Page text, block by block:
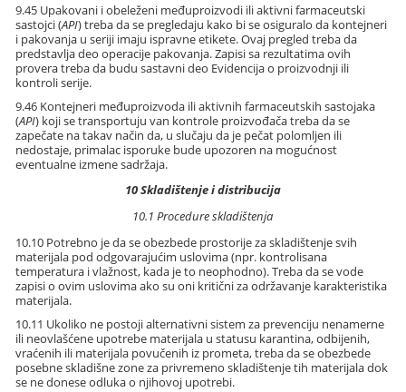
9.45 Upakovani i obeleženi međuproizvodi ili aktivni farmaceutski
sastojci (API) treba da se pregledaju kako bi se osiguralo da kontejneri
i pakovanja u seriji imaju ispravne etikete. Ovaj pregled treba da
predstavlja deo operacije pakovanja. Zapisi sa rezultatima ovih
provera treba da budu sastavni deo Evidencija o proizvodnji ili
kontroli serije.
9.46 Kontejneri međuproizvoda ili aktivnih farmaceutskih sastojaka
(API) koji se transportuju van kontrole proizvođača treba da se
zapečate na takav način da, u slučaju da je pečat polomljen ili
nedostaje, primalac isporuke bude upozoren na mogućnost
eventualne izmene sadržaja.
10 Skladištenje i distribucija
10.1 Procedure skladištenja
10.10 Potrebno je da se obezbede prostorije za skladištenje svih
materijala pod odgovarajućim uslovima (npr. kontrolisana
temperatura i vlažnost, kada je to neophodno). Treba da se vode
zapisi o ovim uslovima ako su oni kritični za održavanje karakteristika
materijala.
10.11 Ukoliko ne postoji alternativni sistem za prevenciju nenamerne
ili neovlašćene upotrebe materijala u statusu karantina, odbijenih,
vraćenih ili materijala povučenih iz prometa, treba da se obezbede
posebne skladišne zone za privremeno skladištenje tih materijala dok
se ne donese odluka o njihovoj upotrebi.